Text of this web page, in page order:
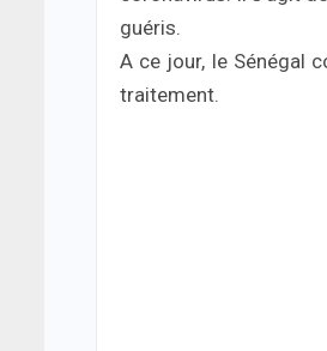
guéris.
A ce jour, le Sénégal
traitement.